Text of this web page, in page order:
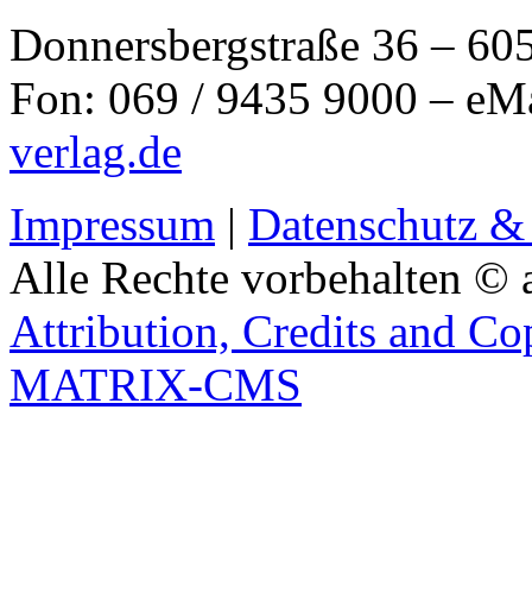
Donnersbergstraße 36 –
Fon: 069 / 9435 9000 –
verlag.de
Impressum | Datenschutz
Alle Rechte vorbehalten ©
Attribution, Credits and
MATRIX-CMS